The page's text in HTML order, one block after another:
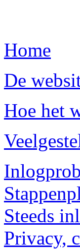
Home
De
Hoe het
Steeds
Privacy,